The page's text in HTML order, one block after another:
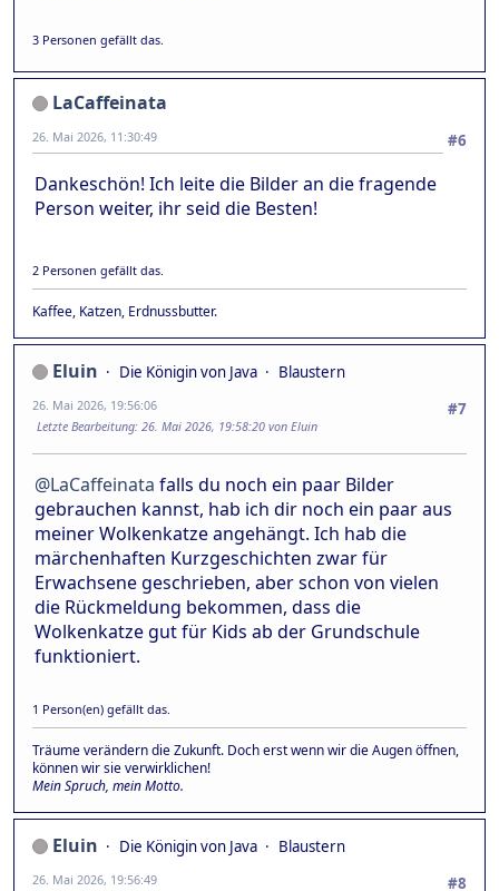
3 Personen gefällt das.
LaCaffeinata
#6
26. Mai 2026, 11:30:49
Dankeschön! Ich leite die Bilder an die fragende
Person weiter, ihr seid die Besten!
2 Personen gefällt das.
Kaffee, Katzen, Erdnussbutter.
Eluin Die Königin von Java
Blaustern
#7
26. Mai 2026, 19:56:06
Letzte Bearbeitung: 26. Mai 2026, 19:58:20 von Eluin
@LaCaffeinata falls du noch ein paar Bilder
gebrauchen kannst, hab ich dir noch ein paar aus
meiner Wolkenkatze angehängt. Ich hab die
märchenhaften Kurzgeschichten zwar für
Erwachsene geschrieben, aber schon von vielen
die Rückmeldung bekommen, dass die
Wolkenkatze gut für Kids ab der Grundschule
funktioniert.
1 Person(en) gefällt das.
Träume verändern die Zukunft. Doch erst wenn wir die Augen öffnen,
können wir sie verwirklichen!
Mein Spruch, mein Motto.
Eluin Die Königin von Java
Blaustern
#8
26. Mai 2026, 19:56:49